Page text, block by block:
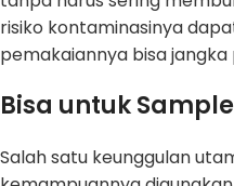
risiko kontaminasinya
pemakaiannya bisa jangka
Bisa untuk
Salah satu keunggulan